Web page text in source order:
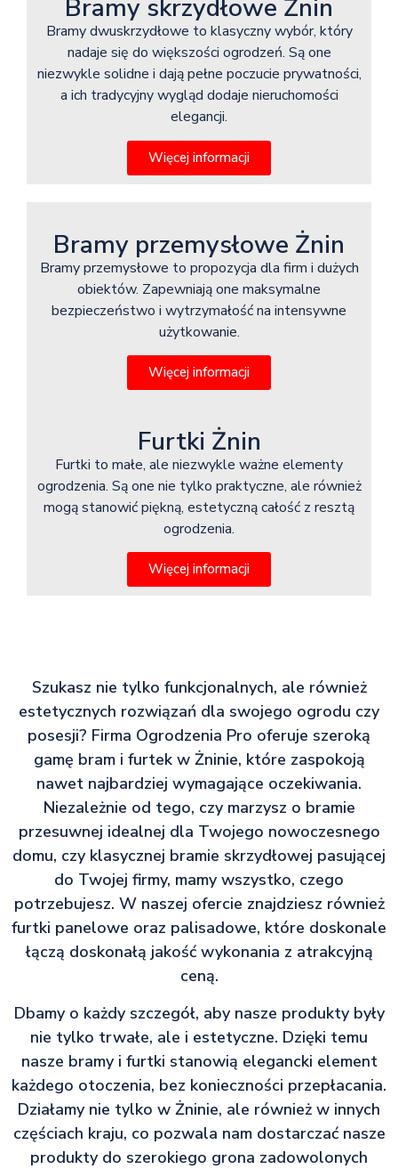
Bramy skrzydłowe Żnin
Bramy dwuskrzydłowe to klasyczny wybór, który
nadaje się do większości ogrodzeń. Są one
niezwykle solidne i dają pełne poczucie prywatności,
a ich tradycyjny wygląd dodaje nieruchomości
elegancji.
Więcej informacji
Bramy przemysłowe Żnin
Bramy przemysłowe to propozycja dla firm i dużych
obiektów. Zapewniają one maksymalne
bezpieczeństwo i wytrzymałość na intensywne
użytkowanie.
Więcej informacji
Furtki Żnin
Furtki to małe, ale niezwykle ważne elementy
ogrodzenia. Są one nie tylko praktyczne, ale również
mogą stanowić piękną, estetyczną całość z resztą
ogrodzenia.
Więcej informacji
Szukasz nie tylko funkcjonalnych, ale również
estetycznych rozwiązań dla swojego ogrodu czy
posesji? Firma Ogrodzenia Pro oferuje szeroką
gamę bram i furtek w Żninie, które zaspokoją
nawet najbardziej wymagające oczekiwania.
Niezależnie od tego, czy marzysz o bramie
przesuwnej idealnej dla Twojego nowoczesnego
domu, czy klasycznej bramie skrzydłowej pasującej
do Twojej firmy, mamy wszystko, czego
potrzebujesz. W naszej ofercie znajdziesz również
furtki panelowe oraz palisadowe, które doskonale
łączą doskonałą jakość wykonania z atrakcyjną
ceną.
Dbamy o każdy szczegół, aby nasze produkty były
nie tylko trwałe, ale i estetyczne. Dzięki temu
nasze bramy i furtki stanowią elegancki element
każdego otoczenia, bez konieczności przepłacania.
Działamy nie tylko w Żninie, ale również w innych
częściach kraju, co pozwala nam dostarczać nasze
produkty do szerokiego grona zadowolonych